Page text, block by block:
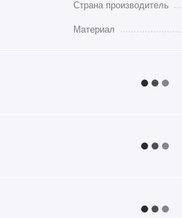
Страна производитель
Материал